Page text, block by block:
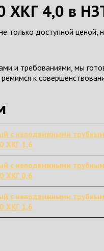
ХКГ 4,0 в
только доступной
и требованиями, мы
к
с неподвижными
ХКГ 1,6
с неподвижными
ХКГ 0,6
с неподвижными
ХКГ 1,6